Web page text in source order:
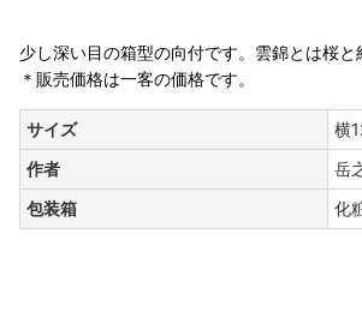
少し深い目の箱型の向付です。雲錦とは桜
＊販売価格は一客の価格です。
サイズ
横
作者
岳
包装箱
化